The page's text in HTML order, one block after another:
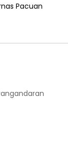
Pacuan